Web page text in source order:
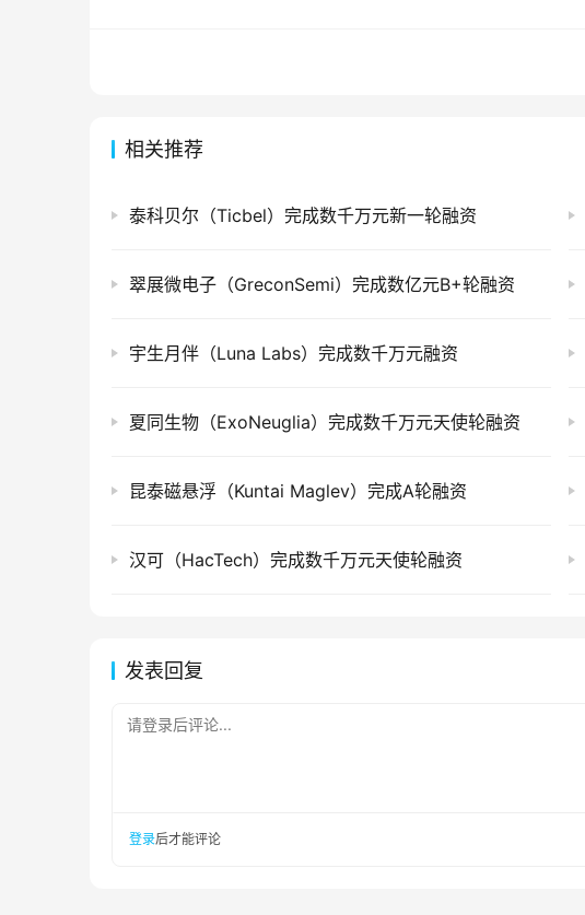
相关推荐
泰科贝尔（Ticbel）完成数千万元新一轮融资
翠展微电子（GreconSemi）完成数亿元B+轮融资
宇生月伴（Luna Labs）完成数千万元融资
夏同生物（ExoNeuglia）完成数千万元天使轮融资
昆泰磁悬浮（Kuntai Maglev）完成A轮融资
汉可（HacTech）完成数千万元天使轮融资
发表回复
请登录后评论...
登录后才能评论